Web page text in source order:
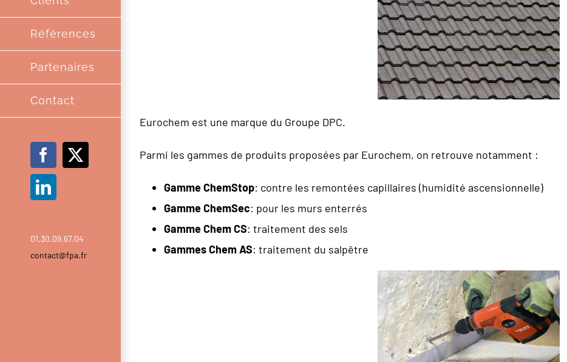
Références
Partenaires
Contact
Facebook
X
LinkedIn
01.30.09.67.04
contact@fpa.fr
Eurochem est une marque du Groupe DPC.
Parmi les gammes de produits proposées par Eurochem, on retrouve notamment :
Gamme ChemStop: contre les remontées capillaires (humidité ascensionnelle)
Gamme ChemSec: pour les murs enterrés
Gamme Chem CS: traitement des sels
Gammes Chem AS: traitement du salpêtre